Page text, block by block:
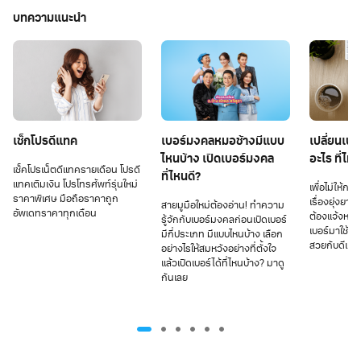
บทความแนะนำ
เช็กโปรดีแทค
เช็คโปรเน็ตดีแทครายเดือน โปรดี
แทคเติมเงิน โปรโทรศัพท์รุ่นใหม่
ราคาพิเศษ มือถือราคาถูก
อัพเดทราคาทุกเดือน
เบอร์มงคลหมอช้างมีแบบ
ไหนบ้าง เปิดเบอร์มงคล
ที่ไหนดี?
สายมูมือใหม่ต้องอ่าน! ทำความ
รู้จักกับเบอร์มงคลก่อนเปิดเบอร์
มีกี่ประเภท มีแบบไหนบ้าง เลือก
อย่างไรให้สมหวังอย่างที่ตั้งใจ
แล้วเปิดเบอร์ได้ที่ไหนบ้าง? มาดู
กันเลย
เปลี่ยนเบ
อะไร ที่ไห
เพื่อไม่ให้กา
เรื่องยุ่งยาก
ต้องแจ้งหลั
เบอร์มาใช้เ
สวยกับดีแท